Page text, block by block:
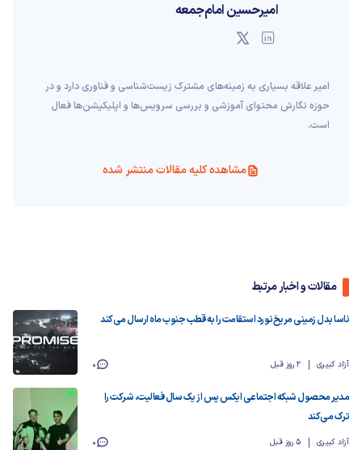
امیرحسین امام‌جمعه
امیر علاقه بسیاری به زمینه‌های مشترک زیست‌شناسی و فناوری دارد و در
حوزه نگارش محتوای آموزشی و بررسی سرویس‌ها و اپلیکیشن‌ها فعال
است.
مشاهده کلیه مقالات منتشر شده
مقالات و اخبار مرتبط
ناسا بدل زمینی مریخ‌نورد استقامت را به قطب جنوب ماه ارسال می‌کند
آزاد کبیری 2 روز قبل 0
مدیر محصول شبکه اجتماعی ایکس پس از یک سال فعالیت، شرکت را
ترک می‌کند
آزاد کبیری 5 روز قبل 0